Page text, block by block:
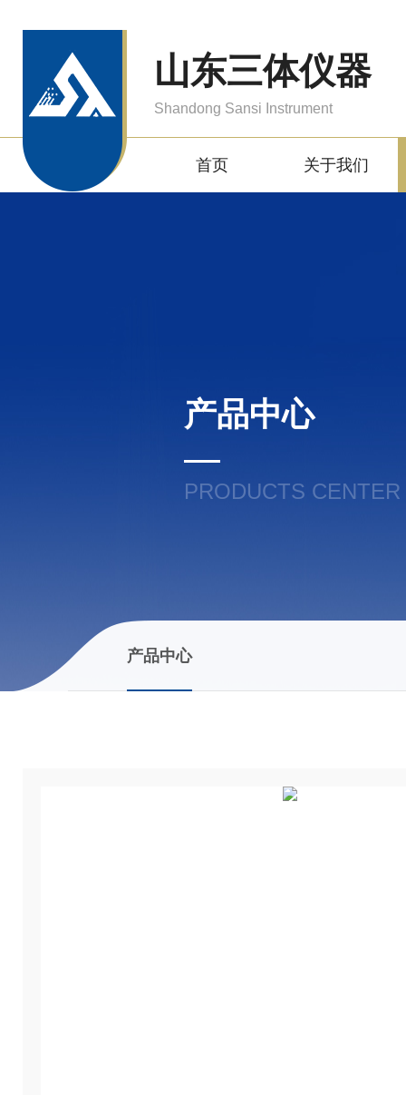
山东三体仪器
Shandong Sansi Instrument
首页 关于我们
产品中心
PRODUCTS CENTER
产品中心